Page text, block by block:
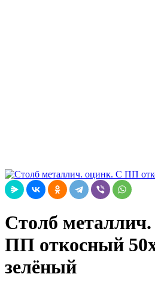
Столб
ПП откосный
зелёный